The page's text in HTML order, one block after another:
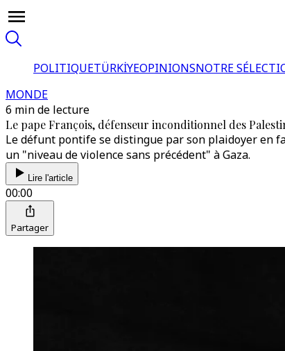
POLITIQUETÜRKİYEOPINIONSNOTRE
MONDE
6 min de lecture
Le pape François, défenseur inconditionnel des
Le défunt pontife se distingue par son plaidoyer en
un "niveau de violence sans précédent" à Gaza.
Lire l'article
00:00
Partager